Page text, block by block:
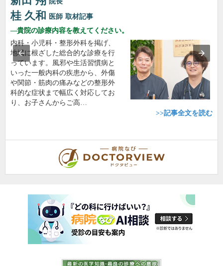
桂 久和 医師 取材記事
貴院の診療内容を教えてください。
内科・小児科・整形外科を掲げ、
地域に根ざした総合的な診療を行
っています。風邪や生活習慣病と
いった一般内科の疾患から、外傷
や関節・筋肉の痛みなどの整形外
科的な症状まで幅広く対応してお
り、お子さんからご高…
>>記事全文を読む